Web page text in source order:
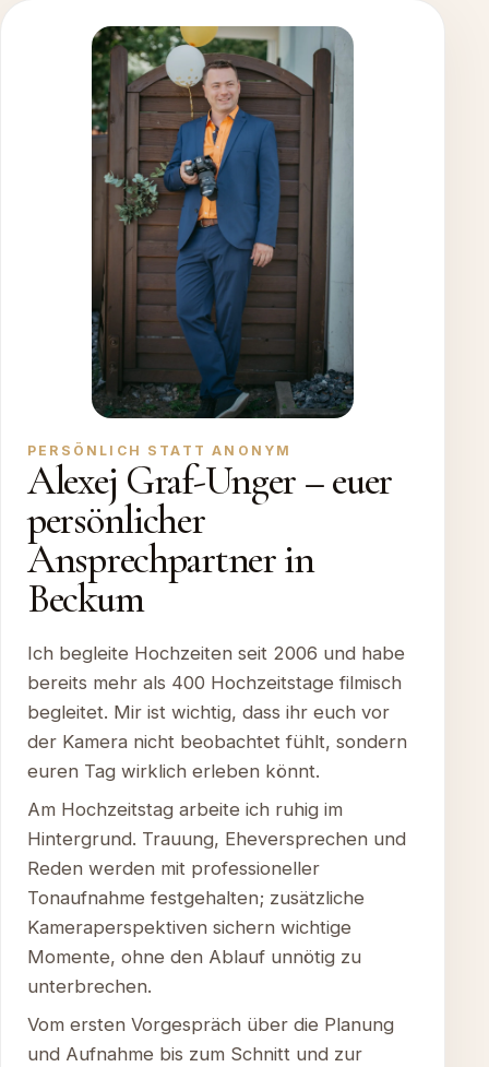
PERSÖNLICH STATT ANONYM
Alexej Graf-Unger – euer
persönlicher
Ansprechpartner in
Beckum
Ich begleite Hochzeiten seit 2006 und habe
bereits mehr als 400 Hochzeitstage filmisch
begleitet. Mir ist wichtig, dass ihr euch vor
der Kamera nicht beobachtet fühlt, sondern
euren Tag wirklich erleben könnt.
Am Hochzeitstag arbeite ich ruhig im
Hintergrund. Trauung, Eheversprechen und
Reden werden mit professioneller
Tonaufnahme festgehalten; zusätzliche
Kameraperspektiven sichern wichtige
Momente, ohne den Ablauf unnötig zu
unterbrechen.
Vom ersten Vorgespräch über die Planung
und Aufnahme bis zum Schnitt und zur